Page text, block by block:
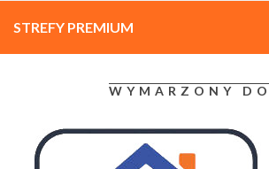
STREFY PREMIUM
WYMARZONY